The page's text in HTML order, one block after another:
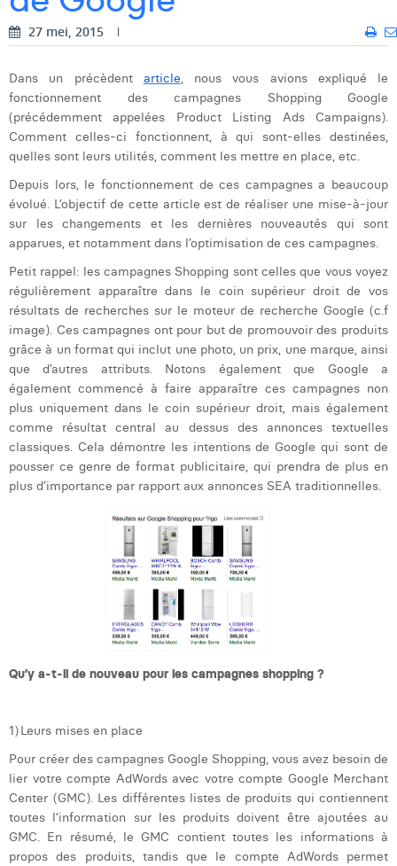
Dhan Claes
Edouard Polet
Elio Civalleri
Floriane Defacqz
Glenn Vanderlinden
Hanne Van Loock
Janne Beke
Jonas Geiregat
Justine Cremer
Laura Rooseleer
Laura Verhelst
Lena Pignoloni
Leonard Dierickx
Lotte Vranckx
Lucas Taels
Manon Houppertz
Margaux Marien
Margaux Snakkers
Digital Business Intern
27 mei, 2015
Dans un précèdent article, nous vous avions expliqué le
fonctionnement des campagnes Shopping Google
(précédemment appelées Product Listing Ads Campaigns).
Comment celles-ci fonctionnent, à qui sont-elles destinées,
quelles sont leurs utilités, comment les mettre en place, etc.
Depuis lors, le fonctionnement de ces campagnes a beaucoup
évolué. L’objectif de cette article est de réaliser une mise-à-jour
sur les changements et les dernières nouveautés qui sont
apparues, et notamment dans l’optimisation de ces campagnes.
Petit rappel: les campagnes Shopping sont celles que vous voyez
régulièrement apparaître dans le coin supérieur droit de vos
résultats de recherches sur le moteur de recherche Google (c.f
image). Ces campagnes ont pour but de promouvoir des produits
grâce à un format qui inclut une photo, un prix, une marque, ainsi
que d’autres attributs. Notons également que Google a
également commencé à faire apparaître ces campagnes non
plus uniquement dans le coin supérieur droit, mais également
comme résultat central au dessus des annonces textuelles
classiques. Cela démontre les intentions de Google qui sont de
pousser ce genre de format publicitaire, qui prendra de plus en
plus d’importance par rapport aux annonces SEA traditionnelles.
Qu’y a-t-il de nouveau pour les campagnes shopping ?
1)Leurs mises en place
Pour créer des campagnes Google Shopping, vous avez besoin de
lier votre compte AdWords avec votre compte Google Merchant
Center (GMC). Les différentes listes de produits qui contiennent
toutes l’information sur les produits doivent être ajoutées au
GMC. En résumé, le GMC contient toutes les informations à
propos des produits, tandis que le compte AdWords permet